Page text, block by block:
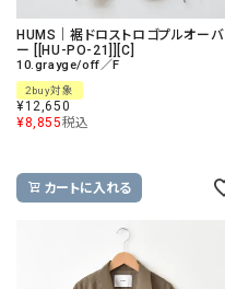
HUMS｜裾ドロストロゴプルオーバ
ー [[HU-PO-21]][C]
10.grayge/off／F
2buy対象
¥12,650
¥8,855税込
カートに入れる